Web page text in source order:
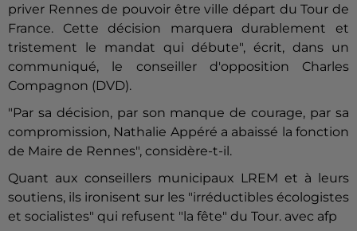
priver Rennes de pouvoir être ville départ du Tour de
France. Cette décision marquera durablement et
tristement le mandat qui débute", écrit, dans un
communiqué, le conseiller d'opposition Charles
Compagnon (DVD).
"Par sa décision, par son manque de courage, par sa
compromission, Nathalie Appéré a abaissé la fonction
de Maire de Rennes", considère-t-il.
Quant aux conseillers municipaux LREM et à leurs
soutiens, ils ironisent sur les "irréductibles écologistes
et socialistes" qui refusent "la fête" du Tour. avec afp